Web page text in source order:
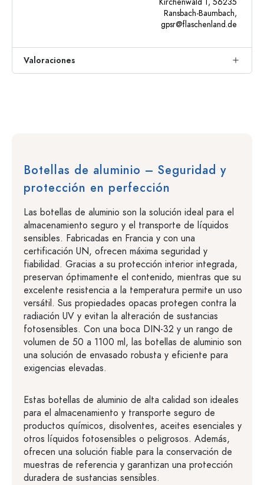
Ransbach-Baumbach,
gpsr@flaschenland.de
Valoraciones
Botellas de aluminio – Seguridad y
protección en perfección
Las botellas de aluminio son la solución ideal para el
almacenamiento seguro y el transporte de líquidos
sensibles. Fabricadas en Francia y con una
certificación UN, ofrecen máxima seguridad y
fiabilidad. Gracias a su protección interior integrada,
preservan óptimamente el contenido, mientras que su
excelente resistencia a la temperatura permite un uso
versátil. Sus propiedades opacas protegen contra la
radiación UV y evitan la alteración de sustancias
fotosensibles. Con una boca DIN-32 y un rango de
volumen de 50 a 1100 ml, las botellas de aluminio son
una solución de envasado robusta y eficiente para
exigencias elevadas.
Estas botellas de aluminio de alta calidad son ideales
para el almacenamiento y transporte seguro de
productos químicos, disolventes, aceites esenciales y
otros líquidos fotosensibles o peligrosos. Además,
ofrecen una solución fiable para la conservación de
muestras de referencia y garantizan una protección
duradera de sustancias sensibles.